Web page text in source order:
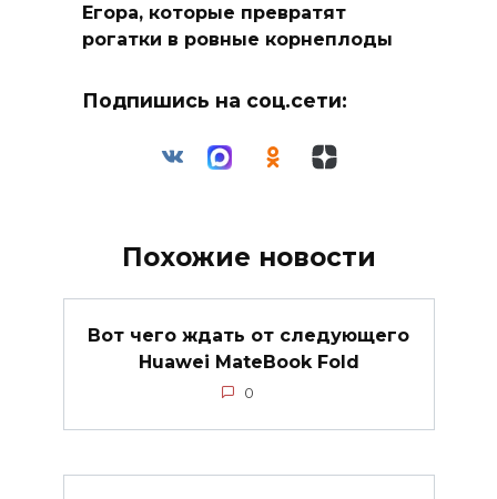
Егора, которые превратят
рогатки в ровные корнеплоды
Подпишись на соц.сети:
Похожие новости
Вот чего ждать от следующего
Huawei MateBook Fold
0